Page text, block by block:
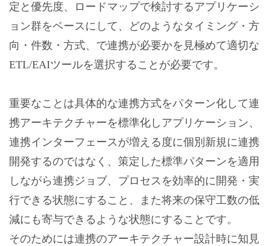
定と優先度、ロードマップで検討するアプリケーシ
ョン群をベースにして、どのようなタイミング・方
向・件数・方式、で連携が必要かを見極めて適切な
ETL/EAIツールを選択することが必要です。
重要なことは具体的な連携方式をパターン化して連
携アーキテクチャーを標準化しアプリケーション、
連携インターフェースが増える度に個別新規に連携
開発するのではなく、策定した標準パターンを適用
しながら連携ジョブ、プロセスを効率的に開発・実
行できる状態にすること、また将来の保守工数の低
減にも寄与できるような状態にすることです。
そのためには連携のアーキテクチャー設計時に知見